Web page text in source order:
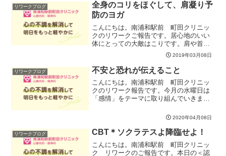
リワークブログ
全身のコリをほぐして、肩凝り予
防のヨガ
こんにちは。南浦和駅前 町田クリニッ
クのリワークご報告です。居心地のいい
体にとっての大敵はこりです。肩や首、
背中、下半身、触れるとカチカチに硬く
なってる人がほとんどかと思います。こ
れらのコリは、血行の悪さや、酸素や栄
養が体の隅々まで届かなく...
2019年03月08日
リワークブログ 不安と恐れが伝えること
こんにちは。南浦和駅前 町田クリニッ
クのリワーク報告です。今月の水曜日は
「感情」をテーマに取り組んでいきま
にしました。どちらもつらい感情です
が、人間にとってどうしても生まれてし
まう根源的な感情のひとつです...
2020年04月08日
リワークブログ CBT＊ソクラテスよ降臨せよ！
こんにちは。南浦和駅前 町田クリニッ
ク リワークのご報告です。本日の＜認